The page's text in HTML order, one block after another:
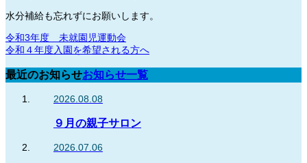
水分補給も忘れずにお願いします。
令和3年度 未就園児運動会
令和４年度入園を希望される方へ
最近のお知らせお知らせ一覧
2026.08.08
９月の親子サロン
2026.07.06